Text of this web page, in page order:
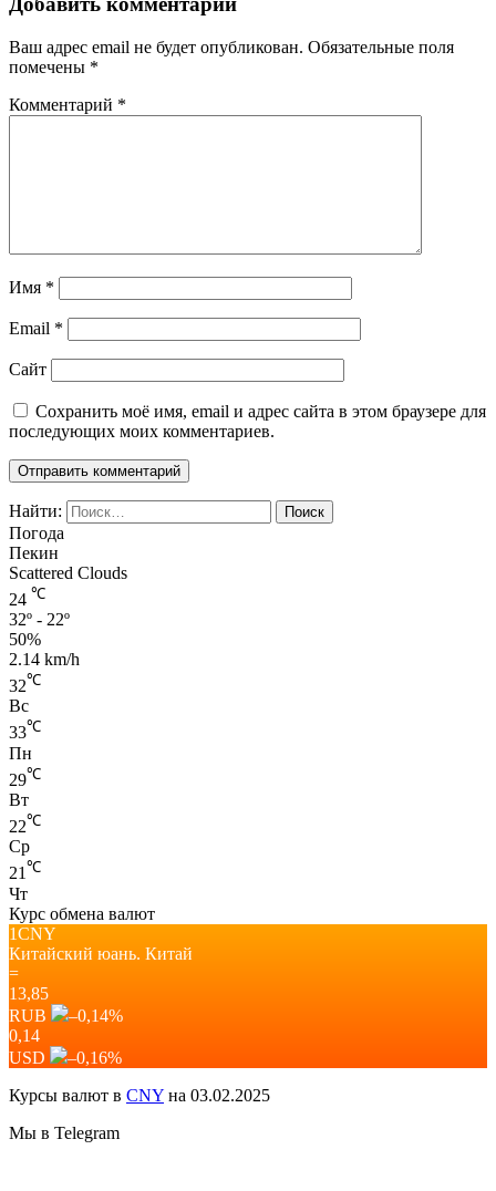
Ваш адрес email не будет опубликован. Обязательные поля
помечены *
Комментарий *
Имя *
Email *
Сайт
Сохранить моё имя, email и адрес сайта в этом браузере для
последующих моих комментариев.
Найти:
Погода
Пекин
Scattered Clouds
24 ℃
32º - 22º
50%
2.14 km/h
32℃
Вс
33℃
Пн
29℃
Вт
22℃
Ср
21℃
Чт
Курс обмена валют
1CNY
Китайский юань. Китай
=
13,85
RUB
–0,14%
0,14
USD
–0,16%
Курсы валют в CNY на 03.02.2025
Мы в Telegram